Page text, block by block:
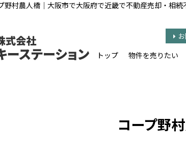
野村農人橋｜大阪市で大阪府で近畿で不動産売却・相
トップ 物件を売りたい
コープ野